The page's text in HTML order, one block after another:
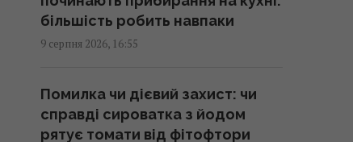
потрібно
16:26 неділя, 09 серпня 2026
Удосконалені "Герані" ворога:
експерт оцінив загрозу та
розкрив спосіб протидії
більшість робить навпаки
9 серпня 2026, 16:55
Помилка чи дієвий захист: чи
справді сироватка з йодом
рятує томати від фітофтори